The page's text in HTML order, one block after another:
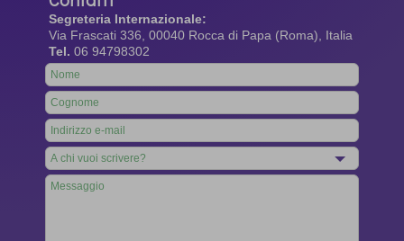
Segreteria Internazionale:
Via Frascati 336, 00040 Rocca di Papa (Roma), Italia
Tel. 06 94798302
Leave
this
field
blank